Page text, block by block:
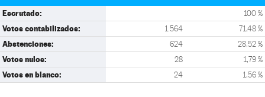
Escrutado: 100 %
Votos contabilizados: 1.564 71,48 %
Abstenciones: 624 28,52 %
Votos nulos: 28 1,79 %
Votos en blanco: 24 1,56 %